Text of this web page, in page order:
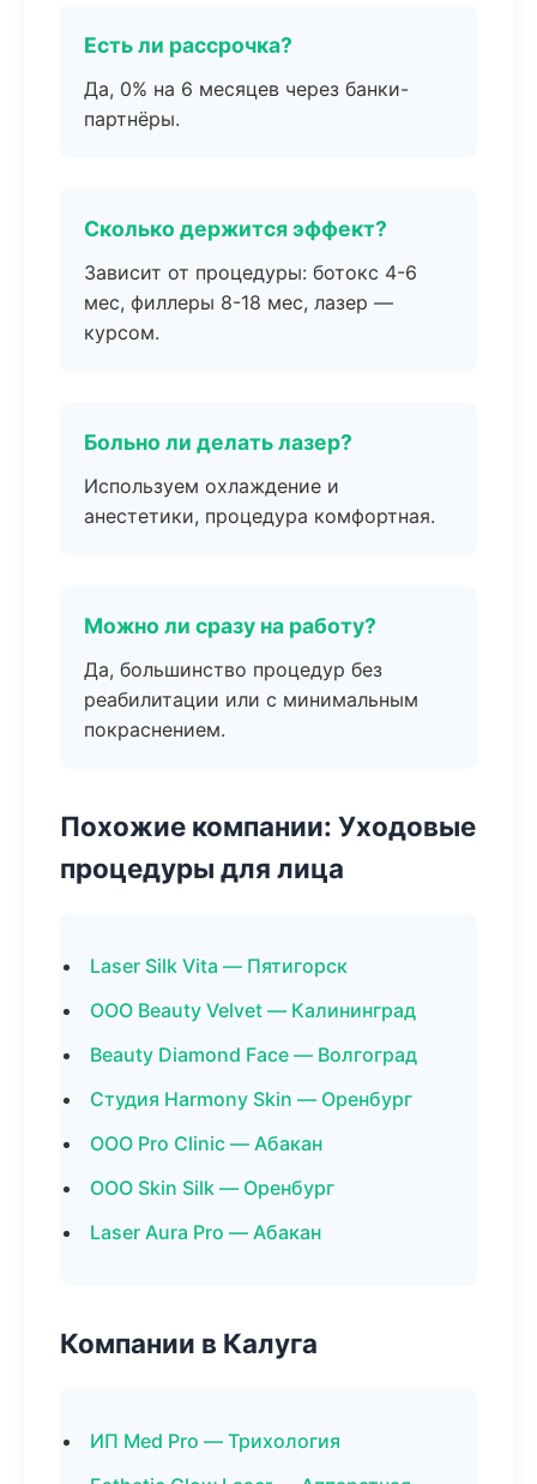
Есть ли рассрочка?
Да, 0% на 6 месяцев через банки-
партнёры.
Сколько держится эффект?
Зависит от процедуры: ботокс 4-6
мес, филлеры 8-18 мес, лазер —
курсом.
Больно ли делать лазер?
Используем охлаждение и
анестетики, процедура комфортная.
Можно ли сразу на работу?
Да, большинство процедур без
реабилитации или с минимальным
покраснением.
Похожие компании: Уходовые
процедуры для лица
Laser Silk Vita — Пятигорск
ООО Beauty Velvet — Калининград
Beauty Diamond Face — Волгоград
Студия Harmony Skin — Оренбург
ООО Pro Clinic — Абакан
ООО Skin Silk — Оренбург
Laser Aura Pro — Абакан
Компании в Калуга
ИП Med Pro — Трихология